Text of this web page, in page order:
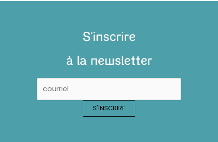
S'inscrire
à la newsletter